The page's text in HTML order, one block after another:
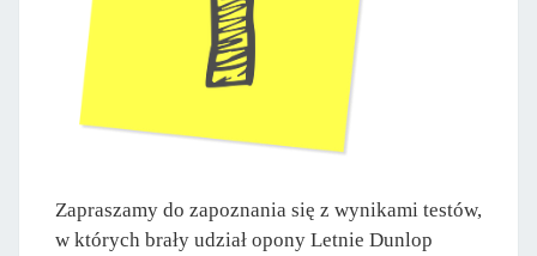
Zapraszamy do zapoznania się z wynikami testów,
w których brały udział opony Letnie Dunlop